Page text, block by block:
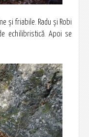
şi friabile. Radu şi Robi
echilibristică. Apoi se